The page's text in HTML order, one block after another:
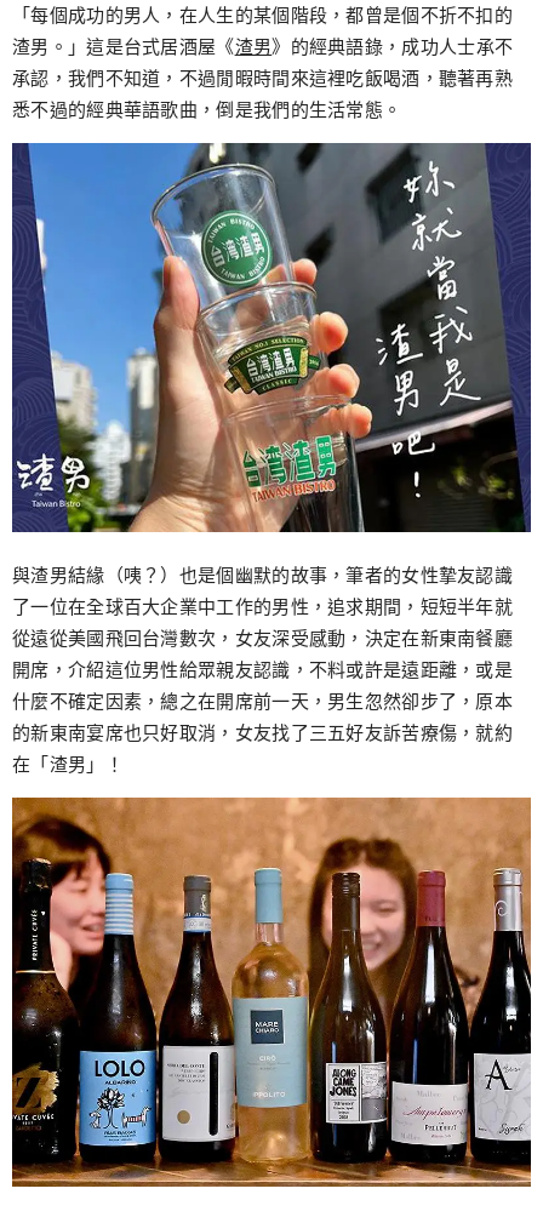
至
主
要
內
容
「每個成功的男人，在人生的某個階段，都曾是個不折不扣的
渣男。」這是台式居酒屋《渣男》的經典語錄，成功人士承不
承認，我們不知道，不過閒暇時間來這裡吃飯喝酒，聽著再熟
悉不過的經典華語歌曲，倒是我們的生活常態。
與渣男結緣（咦？）也是個幽默的故事，筆者的女性摯友認識
了一位在全球百大企業中工作的男性，追求期間，短短半年就
從遠從美國飛回台灣數次，女友深受感動，決定在新東南餐廳
開席，介紹這位男性給眾親友認識，不料或許是遠距離，或是
什麼不確定因素，總之在開席前一天，男生忽然卻步了，原本
的新東南宴席也只好取消，女友找了三五好友訴苦療傷，就約
在「渣男」！